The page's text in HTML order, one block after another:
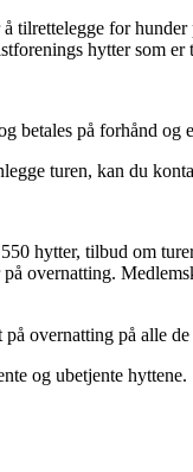
tilrettelegge for
hytter som
betales på forhånd
turen, kan du
hytter, tilbud om
overnatting.
overnatting på alle
og ubetjente hyttene.